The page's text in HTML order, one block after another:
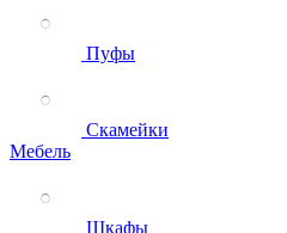
Пуфы
Скамейки
Мебель
Шкафы